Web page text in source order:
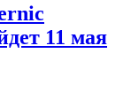
11 мая